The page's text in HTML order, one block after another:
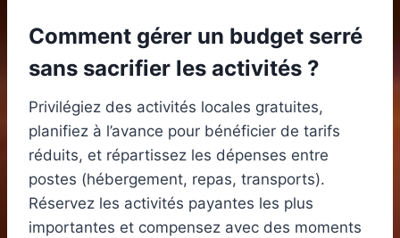
Comment gérer un budget serré
sans sacrifier les activités ?
Privilégiez des activités locales gratuites,
planifiez à l’avance pour bénéficier de tarifs
réduits, et répartissez les dépenses entre
postes (hébergement, repas, transports).
Réservez les activités payantes les plus
importantes et compensez avec des moments